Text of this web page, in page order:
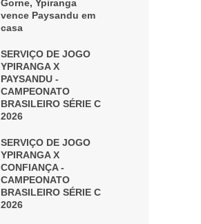
Gorne, Ypiranga
vence Paysandu em
casa
SERVIÇO DE JOGO
YPIRANGA X
PAYSANDU -
CAMPEONATO
BRASILEIRO SÉRIE C
2026
SERVIÇO DE JOGO
YPIRANGA X
CONFIANÇA -
CAMPEONATO
BRASILEIRO SÉRIE C
2026